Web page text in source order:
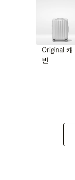
Original 캐
빈